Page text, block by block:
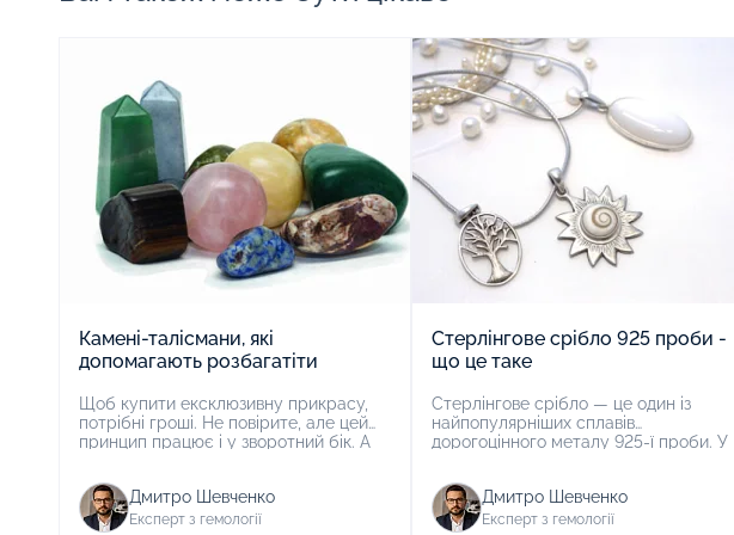
Камені-талісмани, які
допомагають розбагатіти
Щоб купити ексклюзивну прикрасу,
потрібні гроші. Не повірите, але цей
принцип працює і у зворотний бік. А
придбати особливу прикрасу. Камені-
талісмани сприяють процвітанню,
фінансовій стабільності та добробуту
Дмитро Шевченко
Експерт з гемології
Стерлінгове срібло 925 проби -
що це таке
Стерлінгове срібло — це один із
найпопулярніших сплавів
дорогоцінного металу 925-ї проби. У
срібла міститься 92,5% чистого
металу та 7,5% домішок, зазвичай міді
або нікелю. Сплав використовується у
Дмитро Шевченко
Експерт з гемології